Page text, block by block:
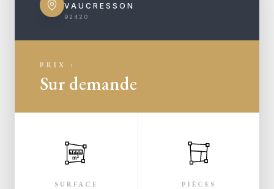
VAUCRESSON
92420
PRIX :
Sur demande
m²
SURFACE PIÈCES